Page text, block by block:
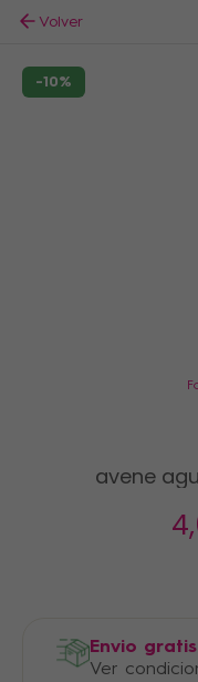
Volver
avene
4
Envio gratis
Ver
-10%